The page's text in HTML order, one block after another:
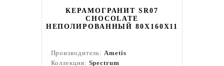
КЕРАМОГРАНИТ SR07
CHOCOLATE
НЕПОЛИРОВАННЫЙ 80X160Х11
Производитель:Ametis
Коллекция: Spectrum